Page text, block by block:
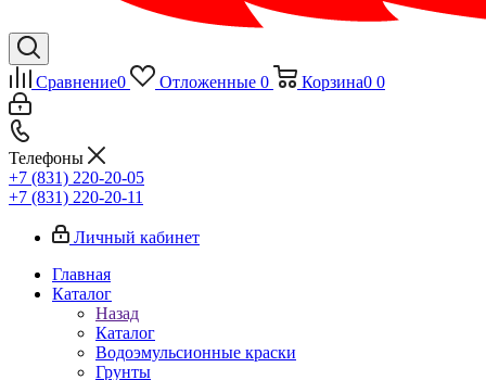
Сравнение0 Отложенные 0 Корзина0 0
Телефоны
+7 (831) 220-20-05
+7 (831) 220-20-11
Личный кабинет
Главная
Каталог
Назад
Каталог
Водоэмульсионные краски
Грунты